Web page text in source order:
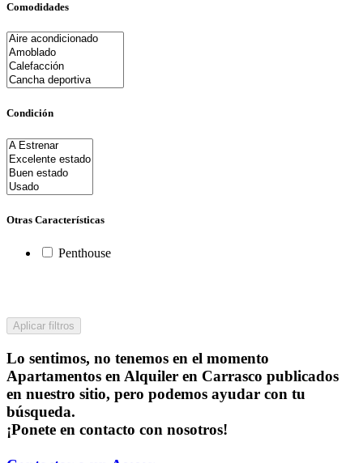
Comodidades
Condición
Otras Características
Penthouse
Aplicar filtros
Lo sentimos, no tenemos en el momento
Apartamentos en Alquiler en Carrasco publicados
en nuestro sitio, pero podemos ayudar con tu
búsqueda.
¡Ponete en contacto con nosotros!